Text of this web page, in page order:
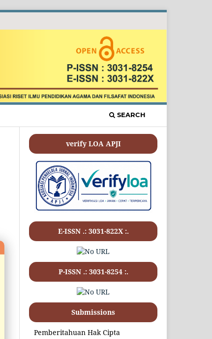
SEARCH
verify LOA APJI
E-ISSN .: 3031-822X:.
P-ISSN .: 3031-8254:.
Submissions
Pemberitahuan Hak Cipta